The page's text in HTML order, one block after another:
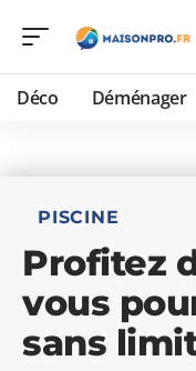
Déco Déménager
PISCINE
Profitez
vous
sans